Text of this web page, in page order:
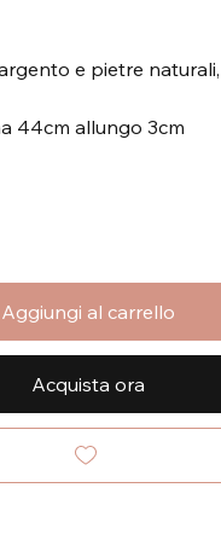
e pietre
44cm allungo 3cm
Aggiungi al carrello
Acquista ora